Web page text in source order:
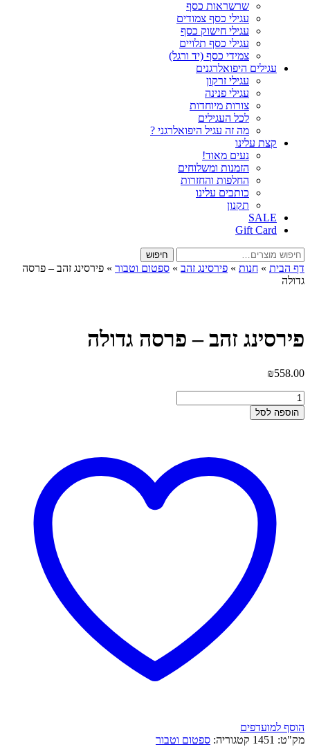
שרשראות כסף
עגילי כסף צמודים
עגילי חישוק כסף
עגילי כסף תלויים
צמידי כסף (יד ורגל)
עגילים היפואלרגנים
עגילי זרקון
עגילי פנינה
צורות מיוחדות
לכל העגילים
מה זה עגיל היפואלרגני ?
קצת עלינו
נעים מאוד!
הזמנות ומשלוחים
החלפות והחזרות
כותבים עלינו
תקנון
SALE
Gift Card
חיפוש
עבור:
חיפוש
דף הבית » חנות » פירסינג זהב » ספטום וטבור » פירסינג זהב – פרסה
גדולה
פירסינג זהב – פרסה גדולה
₪558.00
כמות
של
פירסינג
הוספה לסל
הוסף למועדפים
מק"ט: 1451 קטגוריה: ספטום וטבור